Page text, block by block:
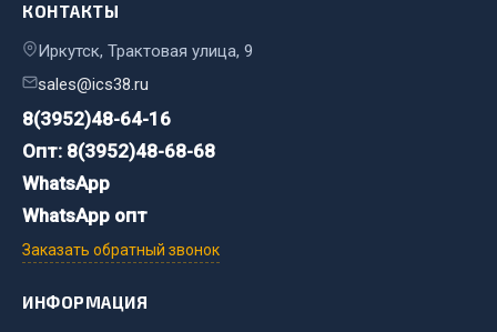
Запчасти Урал
Мост задний
Система питания
Система выпуска газа
Система охлаждения
Сцепление
КОНТАКТЫ
Иркутск, Трактовая улица, 9
sales@ics38.ru
8(3952)48-64-16
Опт: 8(3952)48-68-68
WhatsApp
WhatsApp опт
Заказать обратный звонок
ИНФОРМАЦИЯ